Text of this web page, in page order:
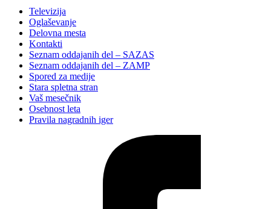
Televizija
Oglaševanje
Delovna mesta
Kontakti
Seznam oddajanih del – SAZAS
Seznam oddajanih del – ZAMP
Spored za medije
Stara spletna stran
Vaš mesečnik
Osebnost leta
Pravila nagradnih iger